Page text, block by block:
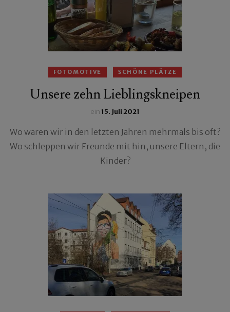
FOTOMOTIVE SCHÖNE PLÄTZE
Unsere zehn Lieblingskneipen
ein15. Juli 2021
Wo waren wir in den letzten Jahren mehrmals bis oft?
Wo schleppen wir Freunde mit hin, unsere Eltern, die
Kinder?